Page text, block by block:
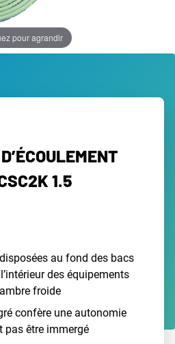
pour agrandir
1.5
au fond des bacs
des équipements
froide
confère une autonomie
pas être immergé